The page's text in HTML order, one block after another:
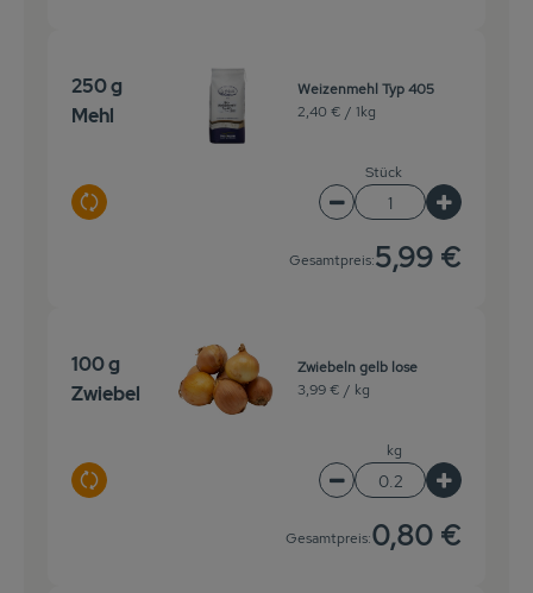
250 g
Mehl
Auswahl ändern
Weizenmehl Typ 405
2,40 € / 1kg
Stück
Artikelanzahl
Gesamtpreis:5,99 €
100 g
Zwiebel
Auswahl ändern
Zwiebeln gelb lose
3,99 € / kg
kg
Artikelanzahl
Gesamtpreis:0,80 €